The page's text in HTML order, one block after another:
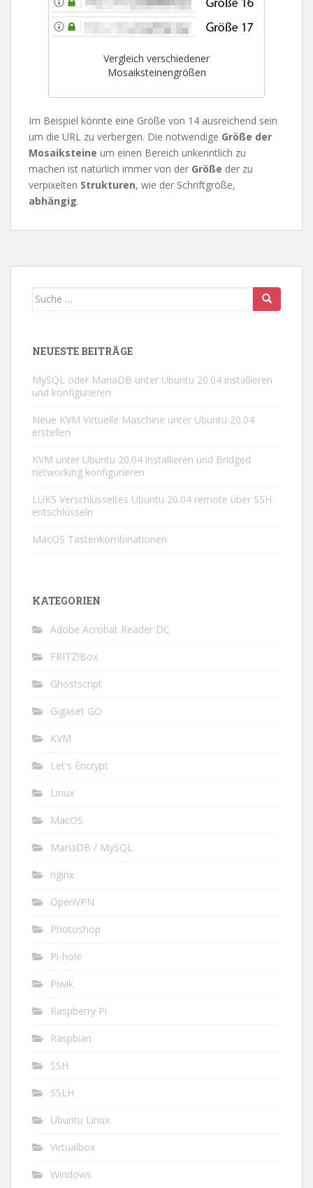
Vergleich verschiedener
Mosaiksteinengrößen
Im Beispiel könnte eine Größe von 14 ausreichend sein
um die URL zu verbergen. Die notwendige Größe der
Mosaiksteine um einen Bereich unkenntlich zu
machen ist natürlich immer von der Größe der zu
verpixelten Strukturen, wie der Schriftgröße,
abhängig.
Suche
NEUESTE BEITRÄGE
MySQL oder MariaDB unter Ubuntu 20.04 installieren
und konfigurieren
Neue KVM Virtuelle Maschine unter Ubuntu 20.04
erstellen
KVM unter Ubuntu 20.04 installieren und Bridged
networking konfigurieren
LUKS Verschlüsseltes Ubuntu 20.04 remote über SSH
entschlüsseln
MacOS Tastenkombinationen
KATEGORIEN
Adobe Acrobat Reader DC
FRITZ!Box
Ghostscript
Gigaset GO
KVM
Let's Encrypt
Linux
MacOS
MariaDB / MySQL
nginx
OpenVPN
Photoshop
Pi-hole
Piwik
Raspberry Pi
Raspbian
SSH
SSLH
Ubuntu Linux
Virtualbox
Windows